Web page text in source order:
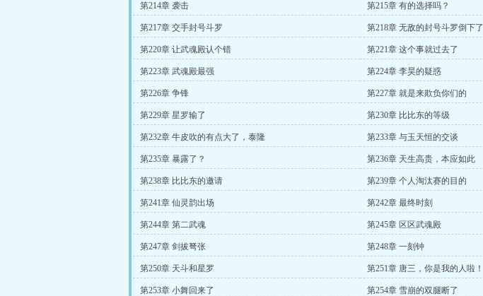
第214章 袭击 第215章 有的选择吗？
第217章 交手封号斗罗 第218章 无敌的封号斗罗倒下了
第220章 让武魂殿认个错 第221章 这个事就过去了
第223章 武魂殿最强 第224章 李昊的疑惑
第226章 争锋 第227章 就是来欺负你们的
第229章 星罗输了 第230章 比比东的等级
第232章 牛皮吹的有点大了，泰隆 第233章 与玉天恒的交谈
第235章 暴露了？ 第236章 天生高贵，本应如此
第238章 比比东的邀请 第239章 个人淘汰赛的目的
第241章 仙灵韵出场 第242章 最终时刻
第244章 第二武魂 第245章 区区武魂殿
第247章 剑拔弩张 第248章 一刻钟
第250章 天斗和星罗 第251章 唐三，你是我的人啦！
第253章 小舞回来了 第254章 雪崩的双腿断了